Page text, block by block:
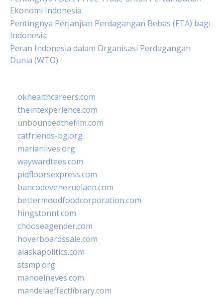
Ekonomi Indonesia
Pentingnya Perjanjian Perdagangan Bebas (FTA) bagi
Indonesia
Peran Indonesia dalam Organisasi Perdagangan
Dunia (WTO)
okhealthcareers.com
theintexperience.com
unboundedthefilm.com
catfriends-bg.org
marianlives.org
waywardtees.com
pidfloorsexpress.com
bancodevenezuelaen.com
bettermoodfoodcorporation.com
hingstonnt.com
chooseagender.com
hoverboardssale.com
alaskapolitics.com
stsmp.org
manoelneves.com
mandelaeffectlibrary.com